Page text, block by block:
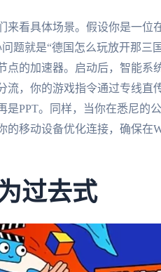
来看具体场景。假设你是一
题就是“德国怎么玩放开那三
点的加速器。启动后，智能
流，你的游戏指令通过专线直
是PPT。同样，当你在悉尼的
的移动设备优化连接，确保在
过去式